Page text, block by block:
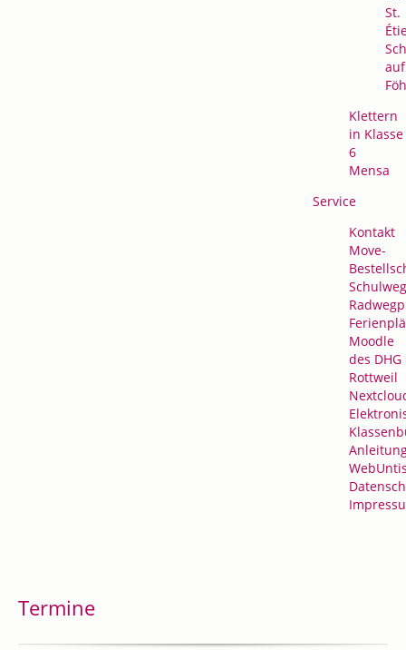
St.
auf
Klettern
in Klasse
6
Mensa
Service
Kontakt
Move-
Moodle
des DHG
Rottweil
Termine